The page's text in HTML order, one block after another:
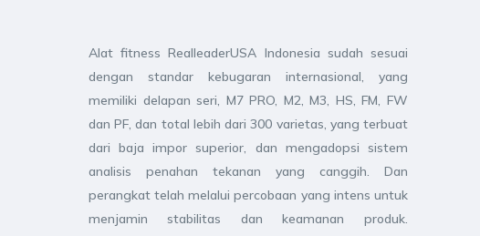
Alat fitness RealleaderUSA Indonesia sudah sesuai
dengan standar kebugaran internasional, yang
memiliki delapan seri, M7 PRO, M2, M3, HS, FM, FW
dan PF, dan total lebih dari 300 varietas, yang terbuat
dari baja impor superior, dan mengadopsi sistem
analisis penahan tekanan yang canggih. Dan
perangkat telah melalui percobaan yang intens untuk
menjamin stabilitas dan keamanan produk.